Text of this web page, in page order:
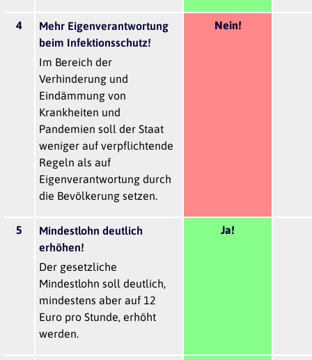
4
Mehr Eigenverantwortung
beim Infektionsschutz!
Im Bereich der
Verhinderung und
Eindämmung von
Krankheiten und
Pandemien soll der Staat
weniger auf verpflichtende
Regeln als auf
Eigenverantwortung durch
die Bevölkerung setzen.
Nein!
5
Mindestlohn deutlich
erhöhen!
Der gesetzliche
Mindestlohn soll deutlich,
mindestens aber auf 12
Euro pro Stunde, erhöht
werden.
Ja!